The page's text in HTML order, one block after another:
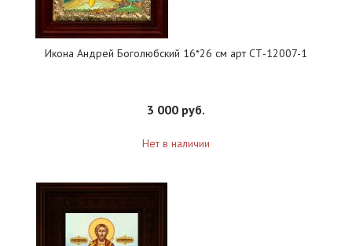
Икона Андрей Боголюбский 16*26 см арт СТ-12007-1
3 000 руб.
Нет в наличии